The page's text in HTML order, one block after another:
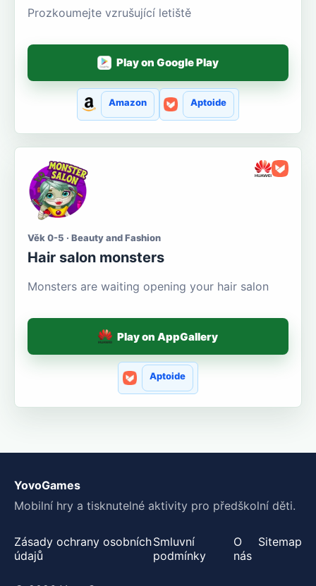
Prozkoumejte vzrušující letiště
Play on Google Play
Amazon Aptoide
Věk 0-5 · Beauty and Fashion
Hair salon monsters
Monsters are waiting opening your hair salon
Play on AppGallery
Aptoide
YovoGames
Mobilní hry a tisknutelné aktivity pro předškolní děti.
Zásady ochrany osobních
údajů
Smluvní
podmínky
O
nás
Sitemap